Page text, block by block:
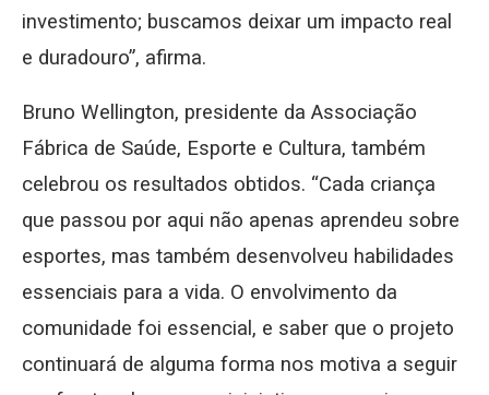
investimento; buscamos deixar um impacto real
e duradouro”, afirma.
Bruno Wellington, presidente da Associação
Fábrica de Saúde, Esporte e Cultura, também
celebrou os resultados obtidos. “Cada criança
que passou por aqui não apenas aprendeu sobre
esportes, mas também desenvolveu habilidades
essenciais para a vida. O envolvimento da
comunidade foi essencial, e saber que o projeto
continuará de alguma forma nos motiva a seguir